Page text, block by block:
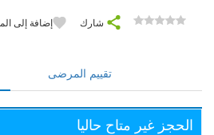
شارك إضافة إلى
تقييم المرضى
الحجز غير متاح حاليا